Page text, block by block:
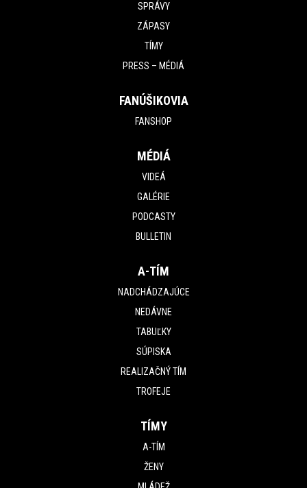
SPRÁVY
ZÁPASY
TÍMY
PRESS – MÉDIÁ
FANÚŠIKOVIA
FANSHOP
MÉDIÁ
VIDEÁ
GALÉRIE
PODCASTY
BULLETIN
A-TÍM
NADCHÁDZAJÚCE
NEDÁVNE
TABUĽKY
SÚPISKA
REALIZAČNÝ TÍM
TROFEJE
TÍMY
A-TÍM
ŽENY